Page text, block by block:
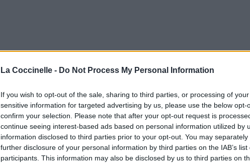
La Coccinelle - Do Not Process My Personal Information
If you wish to opt-out of the sale, sharing to third parties, or processing of
sensitive information for targeted advertising by us, please use the below opt-
confirm your selection. Please note that after your opt-out request is
continue seeing interest-based ads based on personal information utilized by
information disclosed to third parties prior to your opt-out. You may
further disclosure of your personal information by third parties on the IAB’s list
participants. This information may also be disclosed by us to third parties on